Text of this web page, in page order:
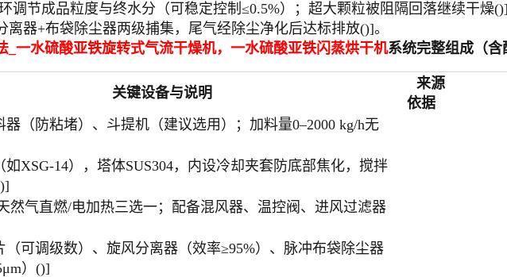
调节成品粒度与终水分（可稳定控制≤0.5%）；超大颗粒被阻隔回落继续干燥()]
离器+布袋除尘器两级捕集，尾气经除尘净化后达标排放()]。
_一水硫酸亚铁旋转式气流干燥机，一水硫酸亚铁闪蒸烘干机系统完整组成（含
关键设备与说明
来源
依据
器（防粘堵）、斗提机（建议选用）；加料量0–2000 kg/h无
如XSG-14），塔体SUS304，内设冷却夹套防底部焦化，搅拌
然气直燃/电加热三选一；配备混风器、温控阀、进风过滤器
（可调级数）、旋风分离器（效率≥95%）、脉冲布袋除尘器
）()]